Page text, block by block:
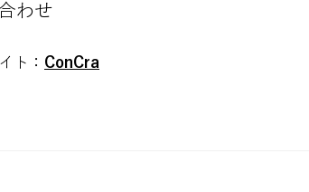
わせ
ト： ConCra